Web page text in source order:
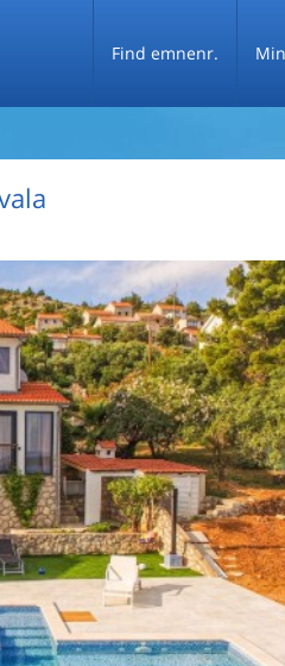
Find emnenr.